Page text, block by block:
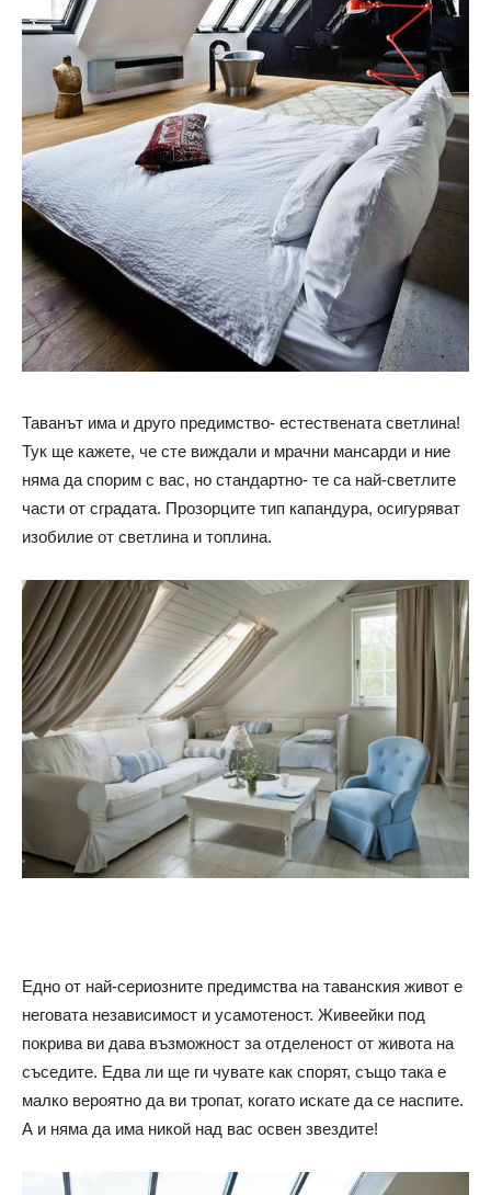
Таванът има и друго предимство- естествената светлина!
Тук ще кажете, че сте виждали и мрачни мансарди и ние
няма да спорим с вас, но стандартно- те са най-светлите
части от сградата. Прозорците тип капандура, осигуряват
изобилие от светлина и топлина.
Едно от най-сериозните предимства на таванския живот е
неговата независимост и усамотеност. Живеейки под
покрива ви дава възможност за отделеност от живота на
съседите. Едва ли ще ги чувате как спорят, също така е
малко вероятно да ви тропат, когато искате да се наспите.
А и няма да има никой над вас освен звездите!